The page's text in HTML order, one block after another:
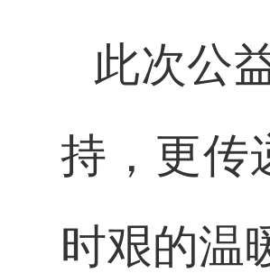
此次公
持，更传
时艰的温